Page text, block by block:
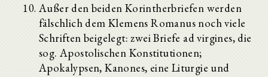
Außer den beiden Korintherbriefen werden
fälschlich dem Klemens Romanus noch viele
Schriften beigelegt: zwei Briefe ad virgines, die
sog. Apostolischen Konstitutionen;
Apokalypsen, Kanones, eine Liturgie und